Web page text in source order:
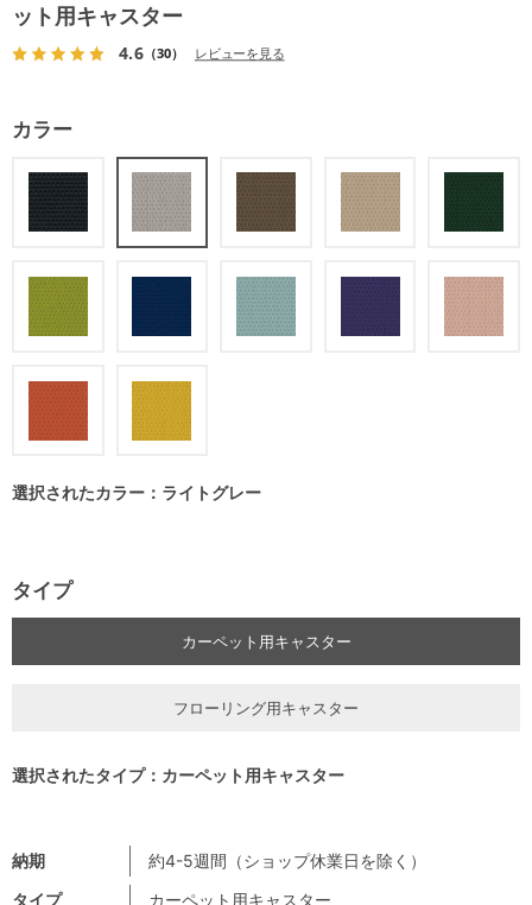
ット用キャスター
4.6（30） レビューを見る
納期
約4-5週間（ショップ休業日を除く）
タイプ
カーペット用キャスター
カラー
選択されたカラー：ライトグレー
タイプ
カーペット用キャスター
フローリング用キャスター
選択されたタイプ：カーペット用キャスター